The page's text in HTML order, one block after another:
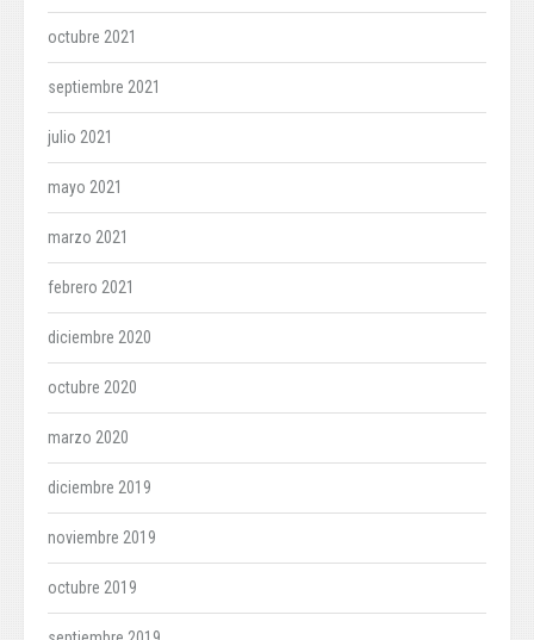
octubre 2021
septiembre 2021
julio 2021
mayo 2021
marzo 2021
febrero 2021
diciembre 2020
octubre 2020
marzo 2020
diciembre 2019
noviembre 2019
octubre 2019